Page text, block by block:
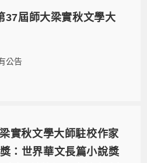
37屆師大梁實秋文學大
公告
實秋文學大師駐校作家
：世界華文長篇小說獎